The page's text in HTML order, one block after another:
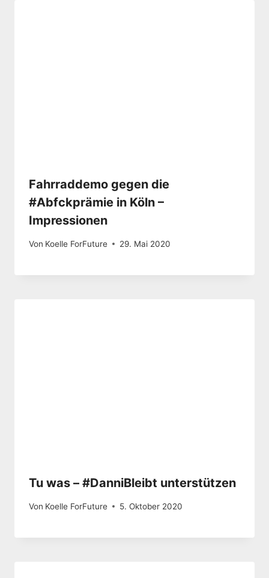
Fahrraddemo gegen die
#Abfckprämie in Köln –
Impressionen
Von Koelle ForFuture 29. Mai 2020
Tu was – #DanniBleibt unterstützen
Von Koelle ForFuture 5. Oktober 2020